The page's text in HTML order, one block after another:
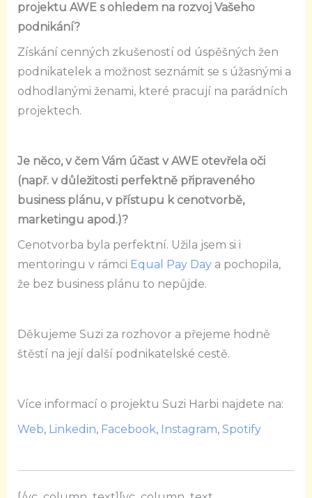
projektu AWE s ohledem na rozvoj Vašeho
podnikání?
Získání cenných zkušeností od úspěšných žen
podnikatelek a možnost seznámit se s úžasnými a
odhodlanými ženami, které pracují na parádních
projektech.
Je něco, v čem Vám účast v AWE otevřela oči
(např. v důležitosti perfektně připraveného
business plánu, v přístupu k cenotvorbě,
marketingu apod.)?
Cenotvorba byla perfektní. Užila jsem si i
mentoringu v rámci Equal Pay Daya pochopila,
že bez business plánu to nepůjde.
Děkujeme Suzi za rozhovor a přejeme hodně
štěstí na její další podnikatelské cestě.
Více informací o projektu Suzi Harbi najdete na:
Web, Linkedin, Facebook, Instagram, Spotify